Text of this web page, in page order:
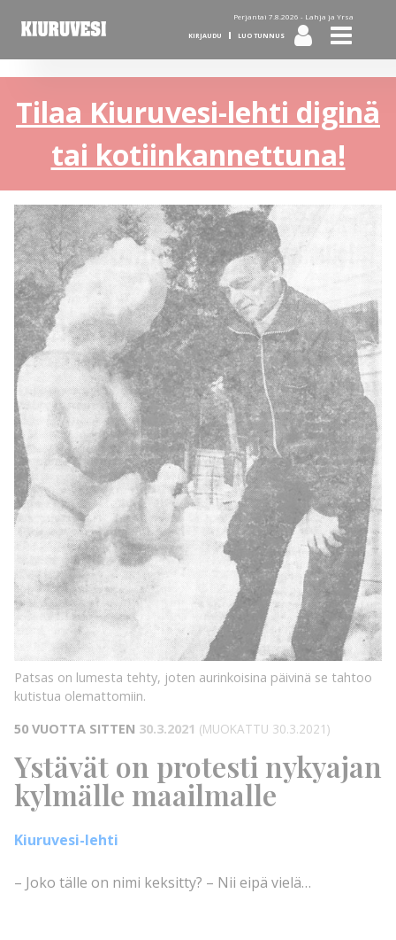
Perjantai 7.8.2026 - Lahja ja Yrsa
KIRJAUDU LUO TUNNUS
Tilaa Kiuruvesi-lehti diginä
tai kotiinkannettuna!
Patsas on lumesta tehty, joten aurinkoisina päivinä se tahtoo
kutistua olemattomiin.
50 VUOTTA SITTEN 30.3.2021 (MUOKATTU 30.3.2021)
Ystävät on protesti nykyajan
kylmälle maailmalle
Kiuruvesi-lehti
– Joko tälle on nimi keksitty? – Nii eipä vielä…